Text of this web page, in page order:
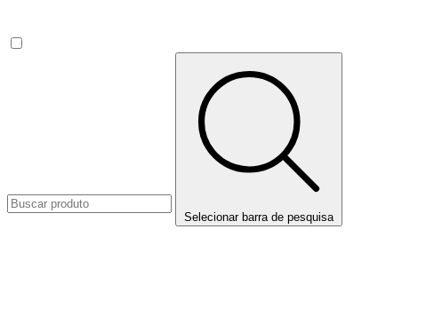
Selecionar barra de pesquisa